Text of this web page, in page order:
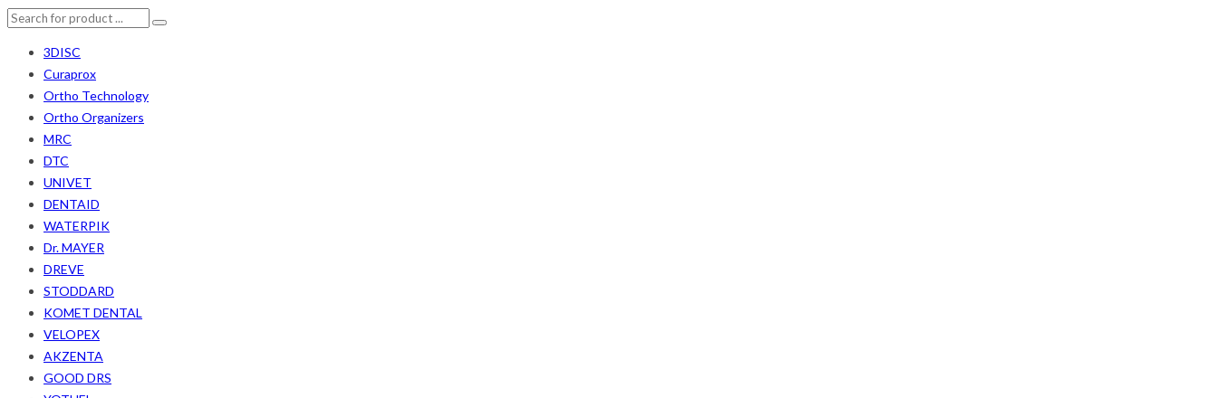
3DISC
Curaprox
Ortho Technology
Ortho Organizers
MRC
DTC
UNIVET
DENTAID
WATERPIK
Dr. MAYER
DREVE
STODDARD
KOMET DENTAL
VELOPEX
AKZENTA
GOOD DRS